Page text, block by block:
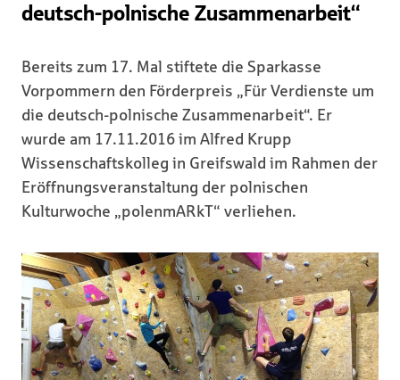
deutsch-polnische Zusammenarbeit“
Bereits zum 17. Mal stiftete die Sparkasse
Vorpommern den Förderpreis „Für Verdienste um
die deutsch-polnische Zusammenarbeit“. Er
wurde am 17.11.2016 im Alfred Krupp
Wissenschaftskolleg in Greifswald im Rahmen der
Eröffnungsveranstaltung der polnischen
Kulturwoche „polenmARkT“ verliehen.